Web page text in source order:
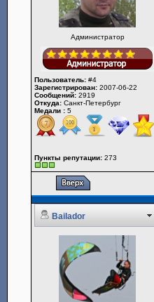
Администратор
Пользователь: #4
Зарегистрирован: 2007-06-22
Сообщений: 2919
Откуда: Санкт-Петербург
Медали : 5
Пункты репутации: 273
Bailador